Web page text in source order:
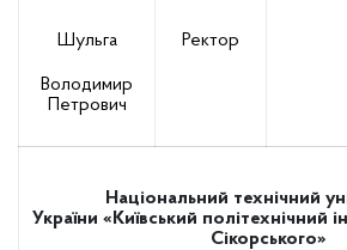
Шульга
Володимир
Петрович
Ректор
Національний технічний
України «Київський політехнічний
Сікорського»